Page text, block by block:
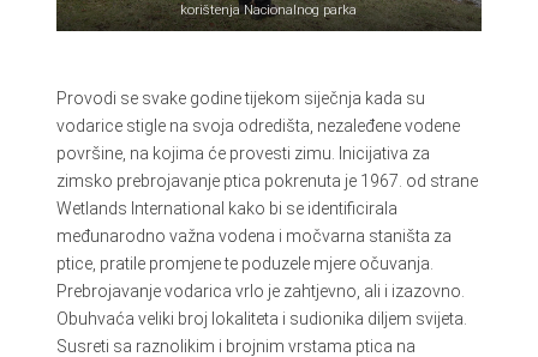
korištenja Nacionalnog parka
Provodi se svake godine tijekom siječnja kada su
vodarice stigle na svoja odredišta, nezaleđene vodene
površine, na kojima će provesti zimu. Inicijativa za
zimsko prebrojavanje ptica pokrenuta je 1967. od strane
Wetlands International kako bi se identificirala
međunarodno važna vodena i močvarna staništa za
ptice, pratile promjene te poduzele mjere očuvanja.
Prebrojavanje vodarica vrlo je zahtjevno, ali i izazovno.
Obuhvaća veliki broj lokaliteta i sudionika diljem svijeta.
Susreti sa raznolikim i brojnim vrstama ptica na